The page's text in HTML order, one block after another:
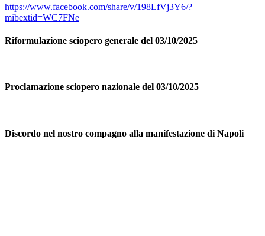
https://www.facebook.com/share/v/198LfVj3Y6/?
mibextid=WC7FNe
Riformulazione sciopero generale del 03/10/2025
Proclamazione sciopero nazionale del 03/10/2025
Discordo nel nostro compagno alla manifestazione di Napoli